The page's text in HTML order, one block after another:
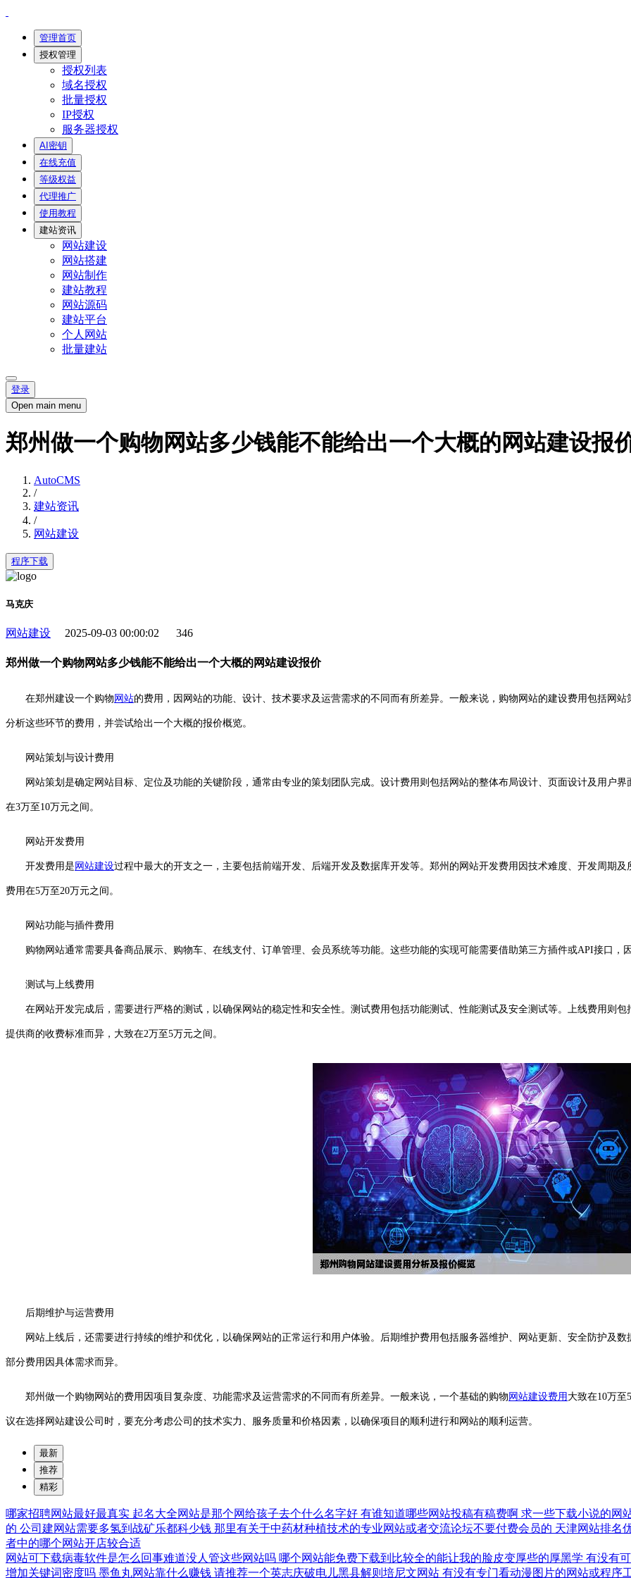
管理首页
授权管理
授权列表
域名授权
批量授权
IP授权
服务器授权
AI密钥
在线充值
等级权益
代理推广
使用教程
建站资讯
网站建设
网站搭建
网站制作
建站教程
网站源码
建站平台
个人网站
批量建站
登录
Open main menu
郑州做一个购物网站多少钱能不能给出一个大概的网站建设报
AutoCMS
/
建站资讯
/
网站建设
程序下载
马克庆
网站建设 2025-09-03 00:00:02 346
郑州做一个购物网站多少钱能不能给出一个大概的网站建设报价
在郑州建设一个购物 网站的费用，因网站的功能、设计、技术要求及运营需求的不同而有所差异。一般来说，购物网站的建设费用包括网
分析这些环节的费用，并尝试给出一个大概的报价概览。
网站策划与设计费用
网站策划是确定网站目标、定位及功能的关键阶段，通常由专业的策划团队完成。设计费用则包括网站的整体布局设计、页面设计及用户
在3万至10万元之间。
网站开发费用
开发费用是 网站建设过程中最大的开支之一，主要包括前端开发、后端开发及数据库开发等。郑州的网站开发费用因技术难度、开发周期
费用在5万至20万元之间。
网站功能与插件费用
购物网站通常需要具备商品展示、购物车、在线支付、订单管理、会员系统等功能。这些功能的实现可能需要借助第三方插件或API接口，
测试与上线费用
在网站开发完成后，需要进行严格的测试，以确保网站的稳定性和安全性。测试费用包括功能测试、性能测试及安全测试等。上线费用则包
提供商的收费标准而异，大致在2万至5万元之间。
后期维护与运营费用
网站上线后，还需要进行持续的维护和优化，以确保网站的正常运行和用户体验。后期维护费用包括服务器维护、网站更新、安全防护及
部分费用因具体需求而异。
郑州做一个购物网站的费用因项目复杂度、功能需求及运营需求的不同而有所差异。一般来说，一个基础的购物 网站建设费用 大致在10万
议在选择网站建设公司时，要充分考虑公司的技术实力、服务质量和价格因素，以确保项目的顺利进行和网站的顺利运营。
最新
推荐
精彩
哪家招聘网站最好最真实 起名大全网站是那个网给孩子去个什么名字好 有谁知道哪些网站投稿有稿费啊 求一些下载小说的网
的 公司建网站需要多氢到战矿乐都科少钱 那里有关于中药材种植技术的专业网站或者交流论坛不要付费会员的 天津网站排名
者中的哪个网站开店较合适
网站可下载病毒软件是怎么回事难道没人管这些网站吗 哪个网站能免费下载到比较全的能让我的脸皮变厚些的厚黑学 有没有
增加关键词密度吗 墨鱼丸网站靠什么赚钱 请推荐一个英志庆破电儿黑县解则培尼文网站 有没有专门看动漫图片的网站或程序